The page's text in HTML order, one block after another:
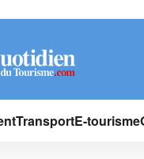
TransportE-tourisme